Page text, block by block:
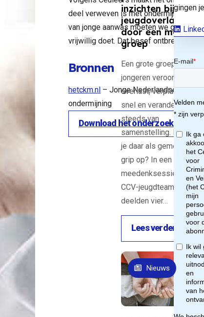
in
deel verweven is met ondermijnende
van jonge aanwas moeten we gaan
vrijwillig doet. Dat besef ontbreekt in
Bronnen
hetckm.nl – Jonge Nederlandse
ondermijning
Download het onderzoek
inzichten bij
jeugdoverlast
door een mobiele
groep
Een grote groep
jongeren veroorzaakt
overlast, verplaatst zich
snel en verandert
steeds van
samenstelling. Hoe krijg
je daar als gemeente
grip op? In een
meedenksessie van het
CCV-jeugdteam
deelden vier…
Lees verder
Nieuws
gingen